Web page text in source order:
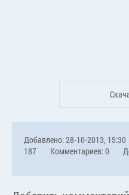
Добавлено: 28-10-2013, 15:30
187
Комментариев: 0